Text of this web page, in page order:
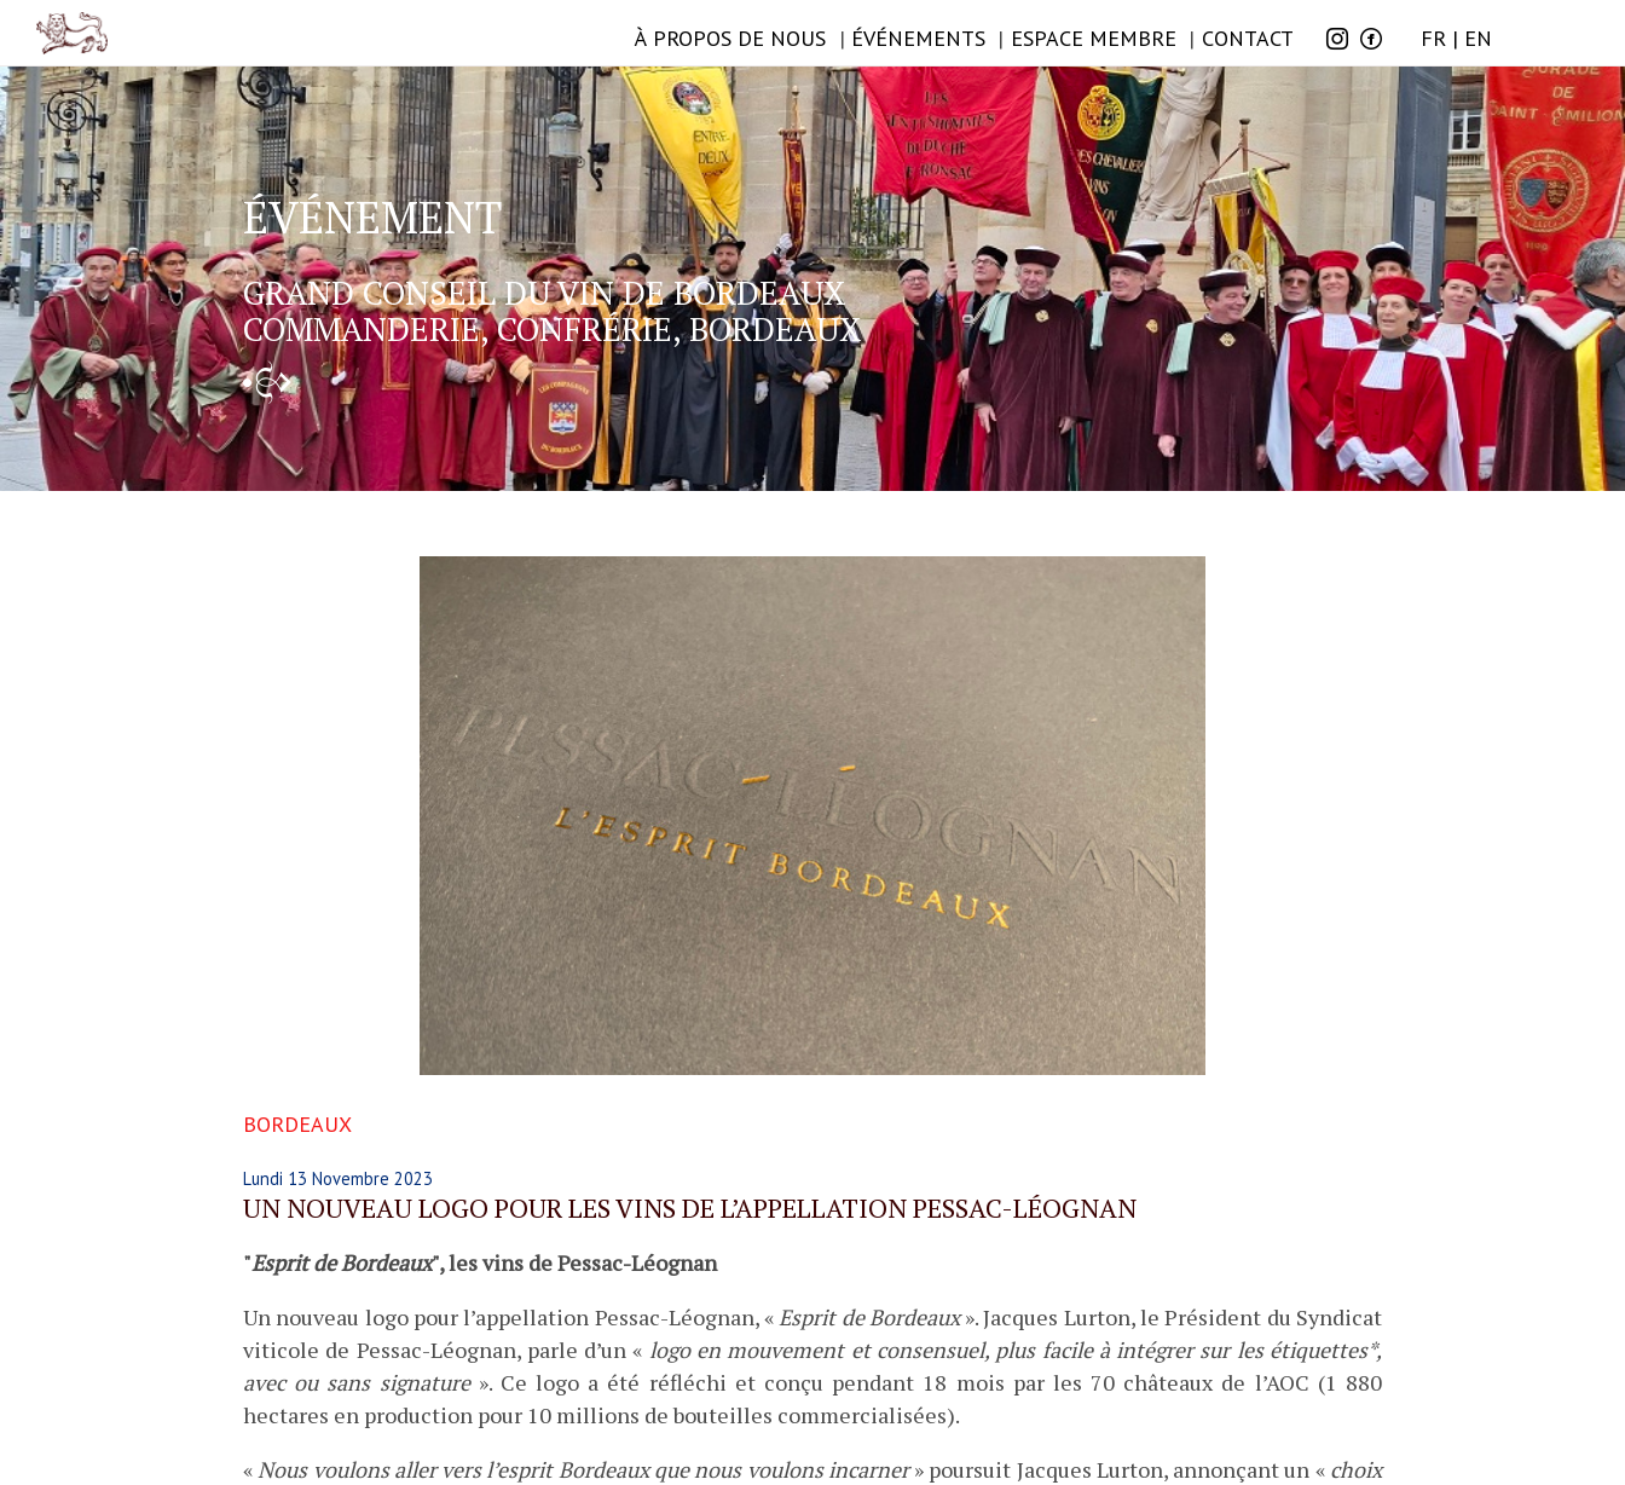
À PROPOS DE NOUS ÉVÉNEMENTS ESPACE MEMBRE CONTACT FR EN
ÉVÉNEMENT
GRAND CONSEIL DU VIN DE BORDEAUX
COMMANDERIE, CONFRÉRIE, BORDEAUX
BORDEAUX
Lundi 13 Novembre 2023
UN NOUVEAU LOGO POUR LES VINS DE L’APPELLATION PESSAC-LÉOGNAN
"Esprit de Bordeaux", les vins de Pessac-Léognan
Un nouveau logo pour l’appellation Pessac-Léognan, « Esprit de Bordeaux». Jacques Lurton, le Président du Syndicat
viticole de Pessac-Léognan, parle d’un « logo en mouvement et consensuel, plus facile à intégrer sur les étiquettes*,
avec ou sans signature ». Ce logo a été réfléchi et conçu pendant 18 mois par les 70 châteaux de l’AOC (1 880
hectares en production pour 10 millions de bouteilles commercialisées).
« Nous voulons aller vers l’esprit Bordeaux que nous voulons incarner» poursuit Jacques Lurton, annonçant un « choix
FR EN